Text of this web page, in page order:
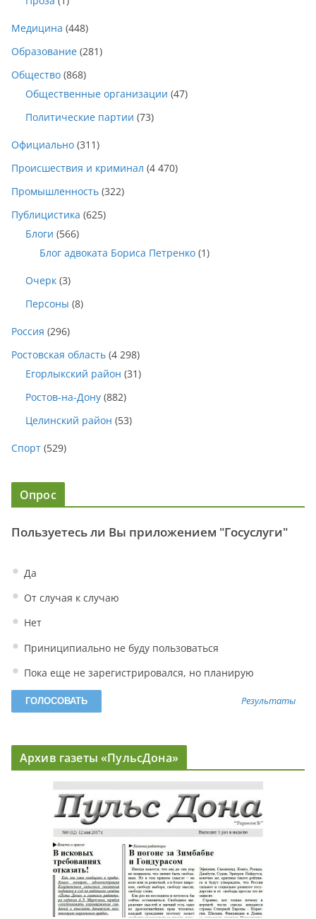
Медицина (448)
Образование (281)
Общество (868)
Общественные организации (47)
Политические партии (73)
Официально (311)
Происшествия и криминал (4 470)
Промышленность (322)
Публицистика (625)
Блоги (566)
Блог адвоката Бориса Петренко (1)
Очерк (3)
Персоны (8)
Россия (296)
Ростовская область (4 298)
Егорлыкский район (31)
Ростов-на-Дону (882)
Целинский район (53)
Спорт (529)
Опрос
Пользуетесь ли Вы приложением "Госуслуги"
Да
От случая к случаю
Нет
Приниципиально не буду пользоваться
Пока еще не зарегистрировался, но планирую
Результаты
Архив газеты «ПульсДона»